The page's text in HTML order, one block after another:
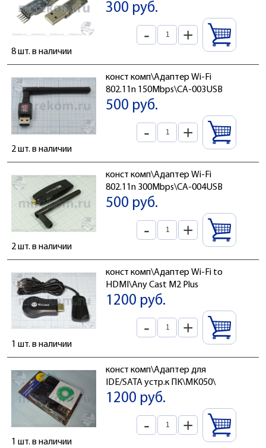
300 руб.
- +
8 шт. в наличии
конст комп\Адаптер Wi-Fi
802.11n 150Mbps\CA-003USB
500 руб.
- +
2 шт. в наличии
конст комп\Адаптер Wi-Fi
802.11n 300Mbps\CA-004USB
500 руб.
- +
2 шт. в наличии
конст комп\Адаптер Wi-Fi to
HDMI\Any Cast M2 Plus
1200 руб.
- +
1 шт. в наличии
конст комп\Адаптер для
IDE/SATA устр.к ПК\MK050\
1200 руб.
- +
1 шт. в наличии